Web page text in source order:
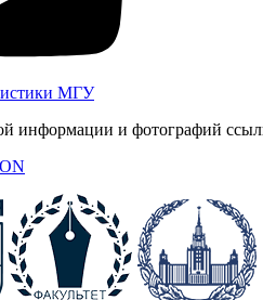
МГУ
информации и фотографий